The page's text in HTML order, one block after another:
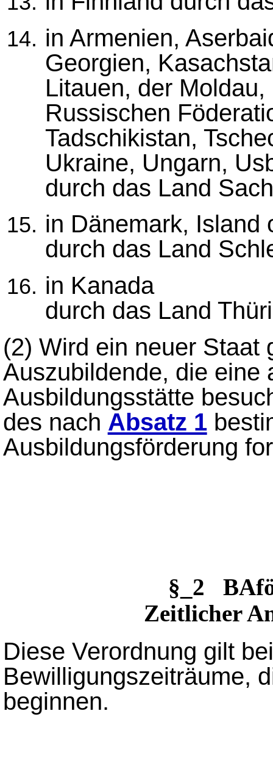
in Armenien,
Georgien,
Litauen, der
Russischen
Tadschikistan,
Ukraine, Ungarn,
durch das Land
in Dänemark, Island
durch das Land
in Kanada
durch das Land
(2) Wird ein neuer Staat
Auszubildende, die eine
Ausbildungsstätte
des nach Absatz 1
Ausbildungsförderung
§_2
Zeitlicher
Diese Verordnung gilt
Bewilligungszeiträume,
beginnen.